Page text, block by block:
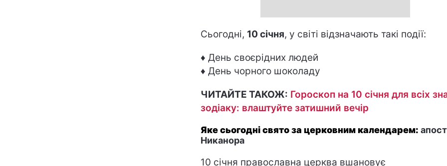
Сьогодні, 10 січня, у світі відзначають такі події:
♦ День своєрідних людей
♦ День чорного шоколаду
ЧИТАЙТЕ ТАКОЖ: Гороскоп на 10 січня для всіх
зодіаку: влаштуйте затишний вечір
Яке сьогодні свято за церковним календарем:
Никанора
10 січня православна церква вшановує